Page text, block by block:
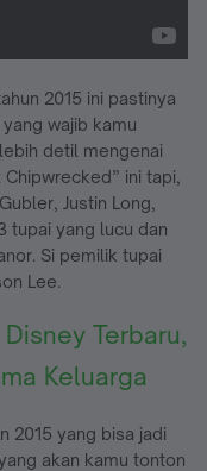
2015 ini pastinya
wajib kamu
detil mengenai
ini tapi,
Justin Long,
tupai yang lucu dan
Si pemilik tupai
Lee.
Terbaru,
Keluarga
2015 yang bisa jadi
akan kamu tonton